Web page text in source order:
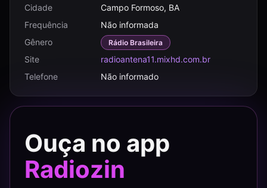
Cidade
Campo Formoso, BA
Frequência
Não informada
Gênero
Rádio Brasileira
Site
radioantena11.mixhd.com.br
Telefone
Não informado
Ouça no app
Radiozin